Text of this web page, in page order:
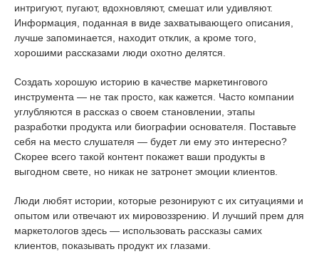
интригуют, пугают, вдохновляют, смешат или удивляют.
Информация, поданная в виде захватывающего описания,
лучше запоминается, находит отклик, а кроме того,
хорошими рассказами люди охотно делятся.
Создать хорошую историю в качестве маркетингового
инструмента — не так просто, как кажется. Часто компании
углубляются в рассказ о своем становлении, этапы
разработки продукта или биографии основателя. Поставьте
себя на место слушателя — будет ли ему это интересно?
Скорее всего такой контент покажет ваши продукты в
выгодном свете, но никак не затронет эмоции клиентов.
Люди любят истории, которые резонируют с их ситуациями и
опытом или отвечают их мировоззрению. И лучший прем для
маркетологов здесь — использовать рассказы самих
клиентов, показывать продукт их глазами.